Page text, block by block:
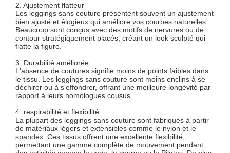
2. Ajustement flatteur
Les leggings sans couture présentent souvent un ajustement
bien ajusté et élogieux qui améliore vos courbes naturelles.
Beaucoup sont conçus avec des motifs de nervures ou de
contour stratégiquement placés, créant un look sculpté qui
flatte la figure.
3. Durabilité améliorée
L'absence de coutures signifie moins de points faibles dans
le tissu. Les leggings sans couture sont moins enclins à se
déchirer ou à s'effondrer, offrant une meilleure longévité par
rapport à leurs homologues cousus.
4. respirabilité et flexibilité
La plupart des leggings sans couture sont fabriqués à partir
de matériaux légers et extensibles comme le nylon et le
spandex. Ces tissus offrent une excellente flexibilité,
permettant une gamme complète de mouvement pendant